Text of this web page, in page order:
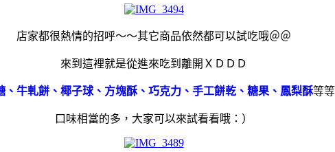
店家都很熱情的招呼～～其它商品依然都可以試吃哦＠＠
來到這裡就是從進來吃到離開ＸＤＤＤ
、牛軋餅、椰子球、方塊酥、巧克力、手工餅乾、糖果、鳳梨酥等等
口味相當的多，大家可以來試看看哦：）